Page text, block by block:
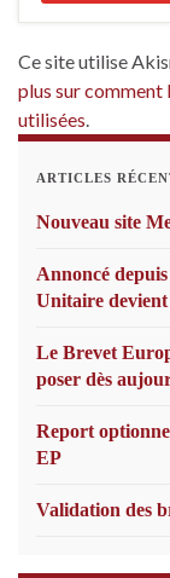
Ce site utilise
plus sur comment
utilisées.
ARTICLES
Nouveau site
Annoncé
Unitaire
Le Brevet
poser dès
Report
EP
Validation des